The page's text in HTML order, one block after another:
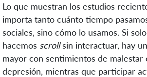
Lo que muestran los estudios
importa tanto cuánto tiempo
sociales, sino cómo lo usamos. Si solo
hacemos scrollsin interactuar, hay
mayor con sentimientos de malestar
depresión, mientras que participar